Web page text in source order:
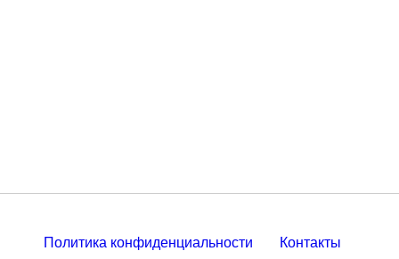
Политика конфиденциальности Контакты